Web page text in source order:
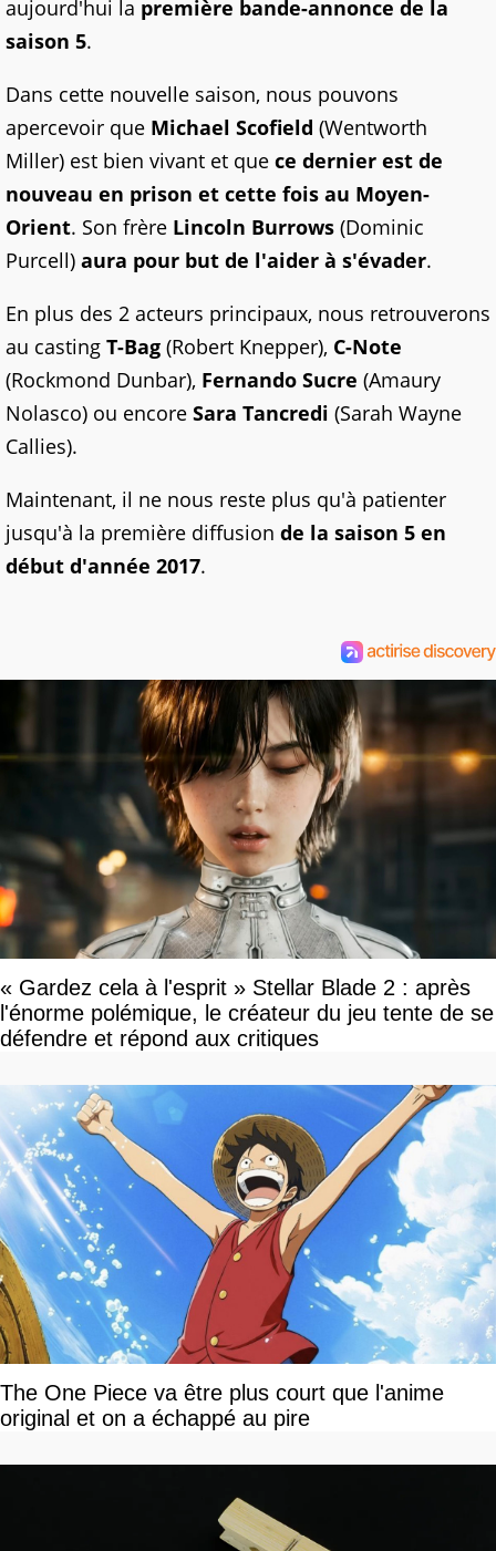
aujourd'hui la première bande-annonce de la
saison 5.
Dans cette nouvelle saison, nous pouvons
apercevoir que Michael Scofield (Wentworth
Miller) est bien vivant et que ce dernier est de
nouveau en prison et cette fois au Moyen-
Orient. Son frère Lincoln Burrows (Dominic
Purcell) aura pour but de l'aider à s'évader.
En plus des 2 acteurs principaux, nous retrouverons
au casting T-Bag (Robert Knepper), C-Note
(Rockmond Dunbar), Fernando Sucre (Amaury
Nolasco) ou encore Sara Tancredi (Sarah Wayne
Callies).
Maintenant, il ne nous reste plus qu'à patienter
jusqu'à la première diffusion de la saison 5 en
début d'année 2017.
« Gardez cela à l'esprit » Stellar Blade 2 : après
l'énorme polémique, le créateur du jeu tente de se
défendre et répond aux critiques
The One Piece va être plus court que l'anime
original et on a échappé au pire